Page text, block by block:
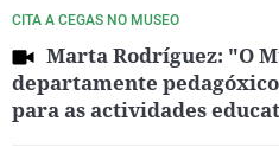
CITA A CEGAS NO MUSEO
Marta Rodríguez: "O
departamente
para as actividades